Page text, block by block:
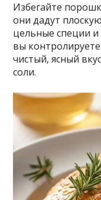
Избегайте
они дадут
цельные специи и
вы
чистый‚ ясный
соли.